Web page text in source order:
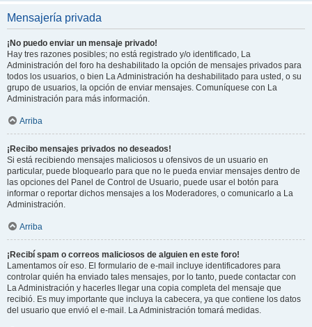
Mensajería privada
¡No puedo enviar un mensaje privado!
Hay tres razones posibles; no está registrado y/o identificado, La
Administración del foro ha deshabilitado la opción de mensajes privados para
todos los usuarios, o bien La Administración ha deshabilitado para usted, o su
grupo de usuarios, la opción de enviar mensajes. Comuníquese con La
Administración para más información.
Arriba
¡Recibo mensajes privados no deseados!
Si está recibiendo mensajes maliciosos u ofensivos de un usuario en
particular, puede bloquearlo para que no le pueda enviar mensajes dentro de
las opciones del Panel de Control de Usuario, puede usar el botón para
informar o reportar dichos mensajes a los Moderadores, o comunicarlo a La
Administración.
Arriba
¡Recibí spam o correos maliciosos de alguien en este foro!
Lamentamos oír eso. El formulario de e-mail incluye identificadores para
controlar quién ha enviado tales mensajes, por lo tanto, puede contactar con
La Administración y hacerles llegar una copia completa del mensaje que
recibió. Es muy importante que incluya la cabecera, ya que contiene los datos
del usuario que envió el e-mail. La Administración tomará medidas.